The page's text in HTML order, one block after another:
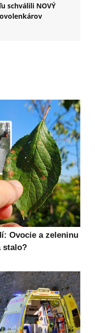
schválili NOVÝ
Ovocie a zeleninu
stalo?